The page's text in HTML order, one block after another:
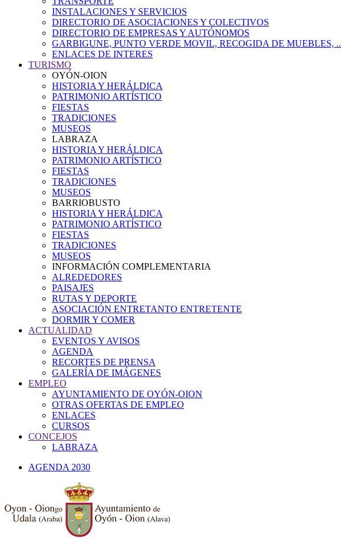
INSTALACIONES Y SERVICIOS
DIRECTORIO DE ASOCIACIONES Y COLECTIVOS
DIRECTORIO DE EMPRESAS Y AUTÓNOMOS
GARBIGUNE, PUNTO VERDE MOVIL, RECOGIDA DE MUEBLES, ..
ENLACES DE INTERES
TURISMO
OYÓN-OION
HISTORIA Y HERÁLDICA
PATRIMONIO ARTÍSTICO
FIESTAS
TRADICIONES
MUSEOS
LABRAZA
HISTORIA Y HERÁLDICA
PATRIMONIO ARTÍSTICO
FIESTAS
TRADICIONES
MUSEOS
BARRIOBUSTO
HISTORIA Y HERÁLDICA
PATRIMONIO ARTÍSTICO
FIESTAS
TRADICIONES
MUSEOS
INFORMACIÓN COMPLEMENTARIA
ALREDEDORES
PAISAJES
RUTAS Y DEPORTE
ASOCIACIÓN ENTRETANTO ENTRETENTE
DORMIR Y COMER
ACTUALIDAD
EVENTOS Y AVISOS
AGENDA
RECORTES DE PRENSA
GALERÍA DE IMÁGENES
EMPLEO
AYUNTAMIENTO DE OYÓN-OION
OTRAS OFERTAS DE EMPLEO
ENLACES
CURSOS
CONCEJOS
LABRAZA
AGENDA 2030